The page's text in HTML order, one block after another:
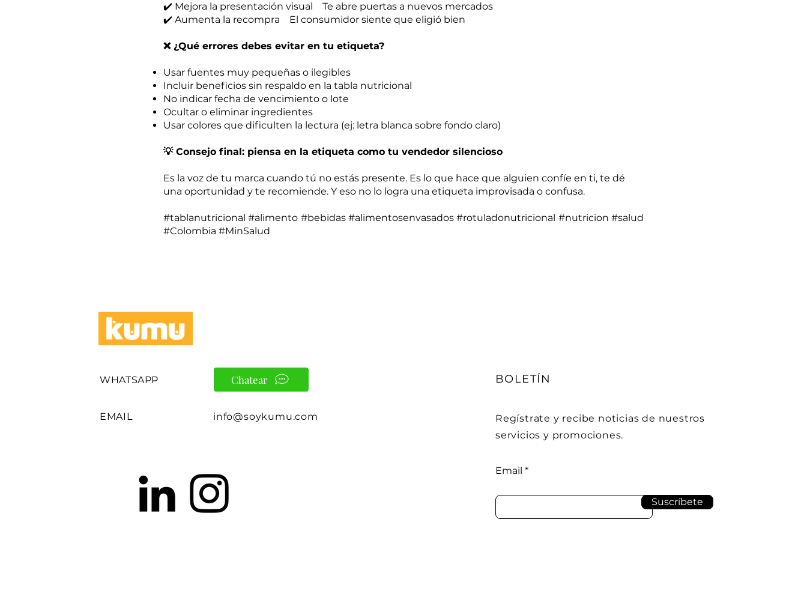
✔️ Mejora la presentación visual Te abre puertas a nuevos mercados
✔️ Aumenta la recompra El consumidor siente que eligió bien
❌ ¿Qué errores debes evitar en tu etiqueta?
Usar fuentes muy pequeñas o ilegibles
Incluir beneficios sin respaldo en la tabla nutricional
No indicar fecha de vencimiento o lote
Ocultar o eliminar ingredientes
Usar colores que dificulten la lectura (ej: letra blanca sobre fondo claro)
💡 Consejo final: piensa en la etiqueta como tu vendedor silencioso
Es la voz de tu marca cuando tú no estás presente. Es lo que hace que alguien confíe en ti, te dé
una oportunidad y te recomiende. Y eso no lo logra una etiqueta improvisada o confusa.
#tablanutricional #alimento #bebidas #alimentosenvasados #rotuladonutricional #nutricion #salud
#Colombia #MinSalud
WHATSAPP Chatear
EMAIL info@soykumu.com
BOLETÍN
Regístrate y recibe noticias de nuestros
servicios y promociones.
Email
Suscríbete